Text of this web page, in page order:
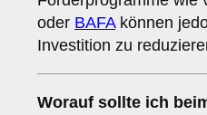
oder BAFAkönnen
Investition zu
Worauf sollte ich